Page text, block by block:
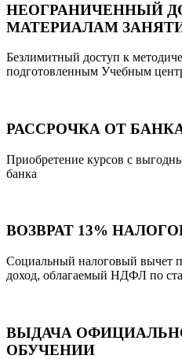
НЕОГРАНИЧЕННЫЙ
МАТЕРИАЛАМ
Безлимитный доступ к
подготовленным Учебным
РАССРОЧКА ОТ
Приобретение курсов с
банка
ВОЗВРАТ 13%
Социальный налоговый вычет
доход, облагаемый НДФЛ по
ВЫДАЧА
ОБУЧЕНИИ